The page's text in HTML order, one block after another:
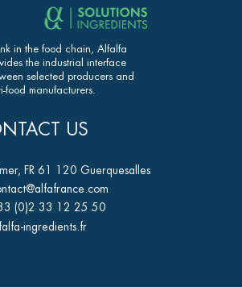
in the food chain, Alfalfa
the industrial interface
selected producers and
food manufacturers.
US
FR 61 120 Guerquesalles
(0)2 33 12 25 50
ingredients.fr